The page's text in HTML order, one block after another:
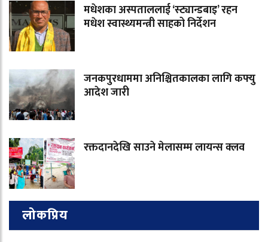
मधेशका अस्पताललाई ‘स्ट्यान्डबाइ’ रहन
मधेश स्वास्थ्यमन्त्री साहको निर्देशन
जनकपुरधाममा अनिश्चितकालका लागि कफ्यु
आदेश जारी
रक्तदानदेखि साउने मेलासम्म लायन्स क्लव
लोकप्रिय